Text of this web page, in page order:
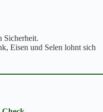
Sicherheit.
Eisen und Selen lohnt sich